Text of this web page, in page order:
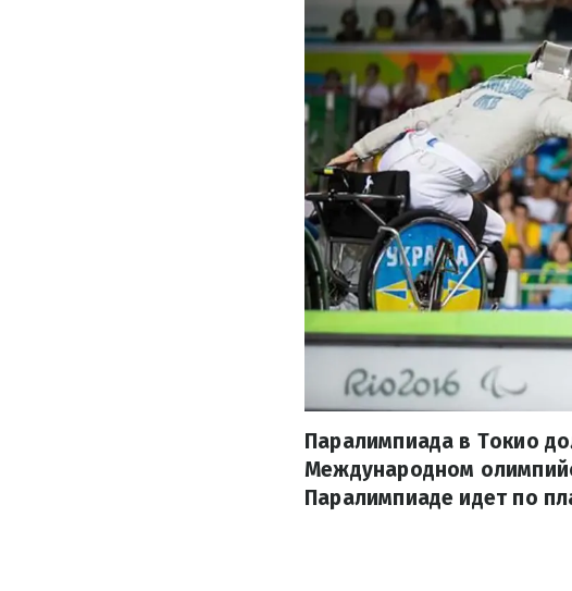
Паралимпиада в Токио
Международном
Паралимпиаде идет по